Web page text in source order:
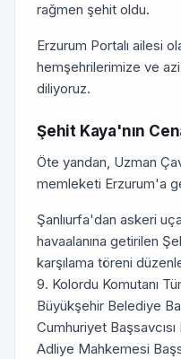
rağmen şehit oldu.
Erzurum Portalı ailesi
hemşehrilerimize ve
diliyoruz.
Şehit Kaya'nın
Öte yandan, Uzman
memleketi Erzurum'a
Şanlıurfa'dan askeri
havaalanına getirilen
karşılama töreni
9. Kolordu Komutanı
Büyükşehir Belediye
Cumhuriyet
Adliye Mahkemesi